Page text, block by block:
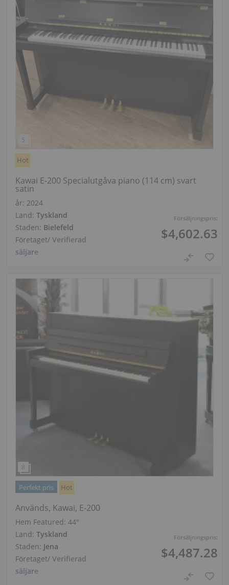
Försäljningspris:
$4,602.63
Hot
Kawai E-200 Specialutgåva piano (114 cm) svart
satin
år: 2024
Land: Tyskland
Staden: Bielefeld
Företaget/ Verifierad
säljare
Försäljningspris:
$4,487.28
Perfekt pris Hot
Används, Kawai, E-200
Hem Featured: 44″
Land: Tyskland
Staden: Jena
Företaget/ Verifierad
säljare